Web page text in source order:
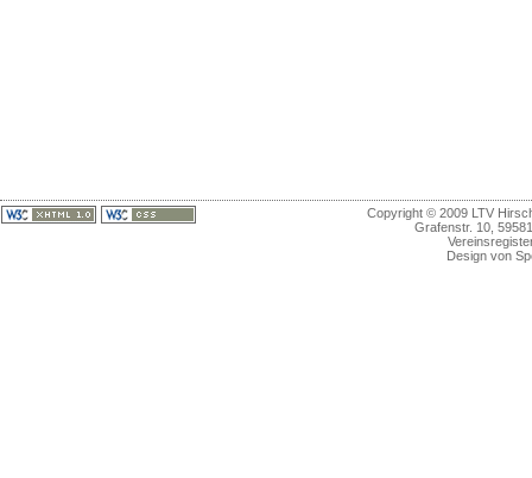
Copyright © 2009 LTV
Grafenstr. 10,
Design von